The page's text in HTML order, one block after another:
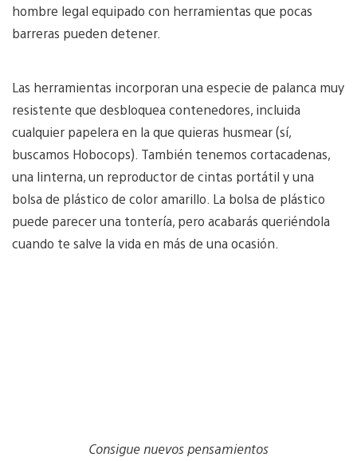
hombre legal equipado con herramientas que pocas
barreras pueden detener.
Las herramientas incorporan una especie de palanca muy
resistente que desbloquea contenedores, incluida
cualquier papelera en la que quieras husmear (sí,
buscamos Hobocops). También tenemos cortacadenas,
una linterna, un reproductor de cintas portátil y una
bolsa de plástico de color amarillo. La bolsa de plástico
puede parecer una tontería, pero acabarás queriéndola
cuando te salve la vida en más de una ocasión.
Consigue nuevos pensamientos